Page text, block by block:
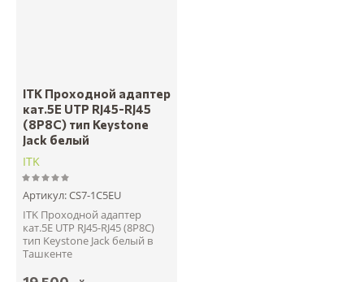
ITK Проходной адаптер
кат.5E UTP RJ45-RJ45
(8P8C) тип Keystone
Jack белый
ITK
Артикул:CS7-1C5EU
ITK Проходной адаптер
кат.5E UTP RJ45-RJ45 (8P8C)
тип Keystone Jack белый в
Ташкенте